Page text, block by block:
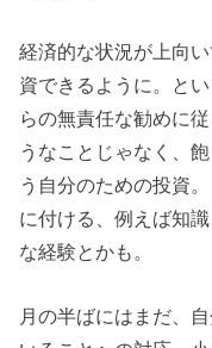
経済的な状況が上向
資できるように。と
らの無責任な勧めに
うなことじゃなく、
う自分のための投資
に付ける、例えば知
な経験とかも。
月の半ばにはまだ、